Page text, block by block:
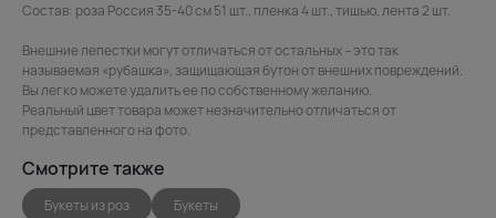
Состав: роза Россия 35-40 см 51 шт., пленка 4 шт., тишью, лента 2 шт.
Внешние лепестки могут отличаться от остальных – это так
называемая «рубашка», защищающая бутон от внешних повреждений.
Вы легко можете удалить ее по собственному желанию.
Реальный цвет товара может незначительно отличаться от
представленного на фото.
Смотрите также
Букеты из роз Букеты